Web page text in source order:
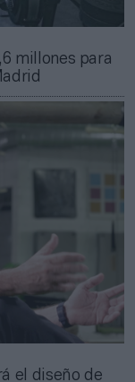
millones para
el diseño de